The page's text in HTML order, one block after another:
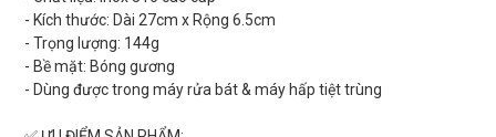
- Kích thước: Dài 27cm x Rộng 6.5cm
- Trọng lượng: 144g
- Bề mặt: Bóng gương
- Dùng được trong máy rửa bát & máy hấp tiệt trùng